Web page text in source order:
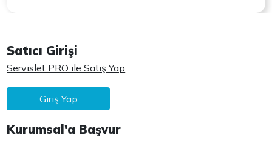
Satıcı Girişi
Servislet PRO ile Satış Yap
Giriş Yap
Kurumsal'a Başvur